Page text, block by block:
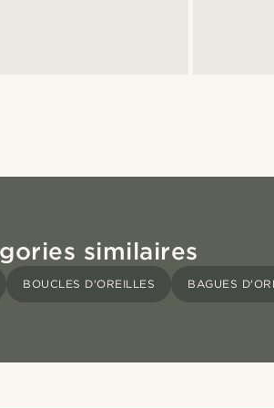
similaires
BOUCLES D'OREILLES BAGUES